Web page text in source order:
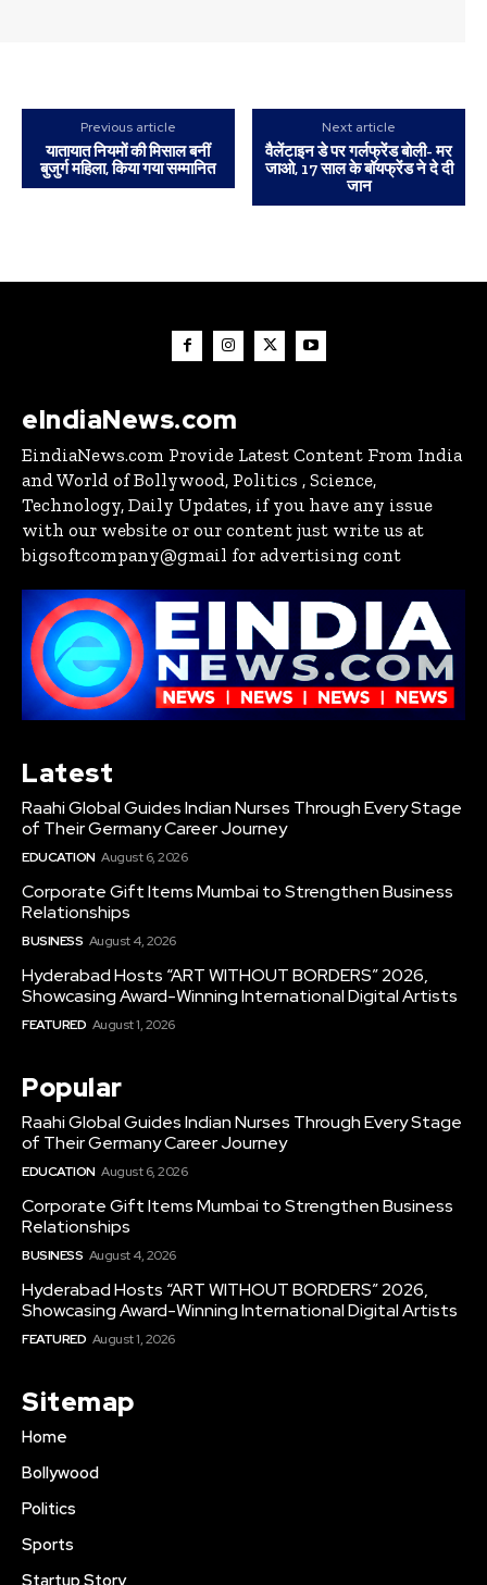
Previous article
यातायात नियमों की मिसाल बनीं
बुजुर्ग महिला, किया गया सम्मानित
Next article
वैलेंटाइन डे पर गर्लफ्रेंड बोली- मर
जाओ, 17 साल के बॉयफ्रेंड ने दे दी
जान
eIndiaNews.com
EindiaNews.com Provide Latest Content From India
and World of Bollywood, Politics , Science,
Technology, Daily Updates, if you have any issue
with our website or our content just write us at
bigsoftcompany@gmail for advertising cont
Latest
Raahi Global Guides Indian Nurses Through Every Stage
of Their Germany Career Journey
EDUCATION August 6, 2026
Corporate Gift Items Mumbai to Strengthen Business
Relationships
BUSINESS August 4, 2026
Hyderabad Hosts “ART WITHOUT BORDERS” 2026,
Showcasing Award-Winning International Digital Artists
FEATURED August 1, 2026
Popular
Raahi Global Guides Indian Nurses Through Every Stage
of Their Germany Career Journey
EDUCATION August 6, 2026
Corporate Gift Items Mumbai to Strengthen Business
Relationships
BUSINESS August 4, 2026
Hyderabad Hosts “ART WITHOUT BORDERS” 2026,
Showcasing Award-Winning International Digital Artists
FEATURED August 1, 2026
Sitemap
Home
Bollywood
Politics
Sports